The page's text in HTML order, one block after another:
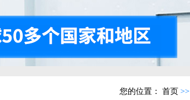
您的位置： 首页 >>